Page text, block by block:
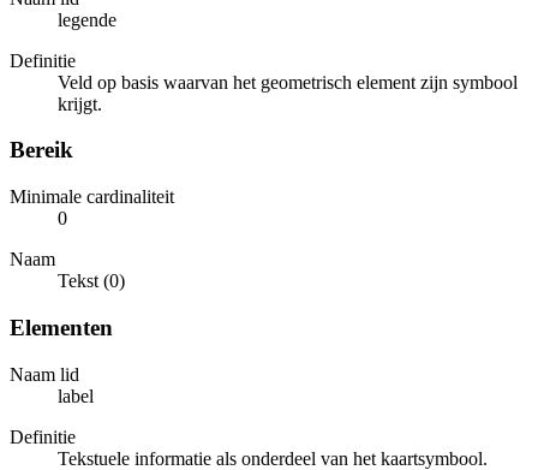
legende
Definitie
Veld op basis waarvan het geometrisch element zijn symbool
krijgt.
Bereik
Minimale cardinaliteit
0
Naam
Tekst (0)
Elementen
Naam lid
label
Definitie
Tekstuele informatie als onderdeel van het kaartsymbool.